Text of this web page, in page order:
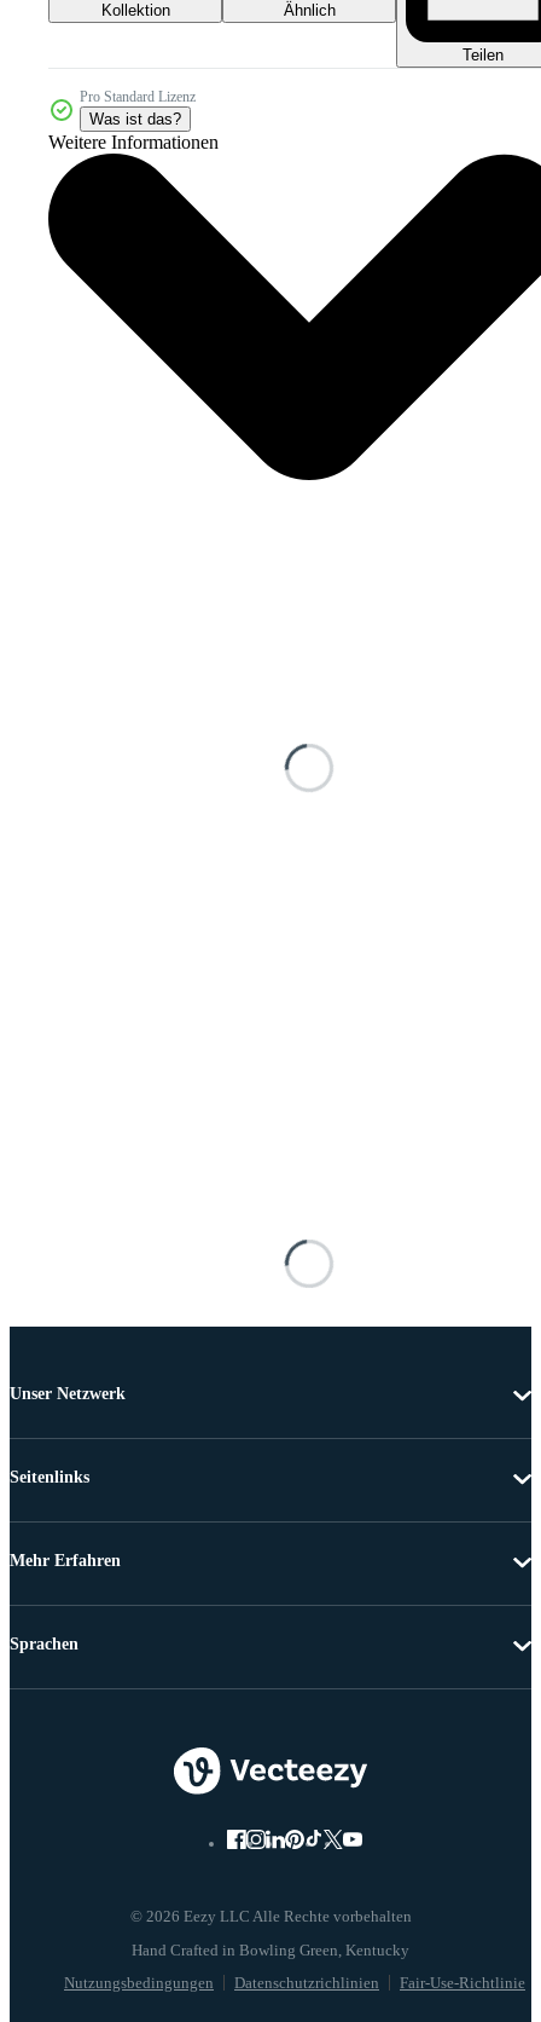
Kollektion Ähnlich
Teilen
Pro Standard Lizenz
Was ist das?
Weitere Informationen
Unser Netzwerk
Seitenlinks
Mehr Erfahren
© 2026 Eezy LLC Alle Rechte vorbehalten
Nutzungsbedingungen Datenschutzrichlinien Fair-Use-Richtlinie
Sprachen